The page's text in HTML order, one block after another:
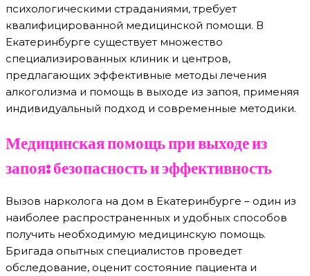
психологическими страданиями, требует
квалифицированной медицинской помощи. В
Екатеринбурге существует множество
специализированных клиник и центров,
предлагающих эффективные методы лечения
алкоголизма и помощь в выходе из запоя, применяя
индивидуальный подход и современные методики.
Медицинская помощь при выходе из
запоя: безопасность и эффективность
Вызов нарколога на дом в Екатеринбурге – один из
наиболее распространенных и удобных способов
получить необходимую медицинскую помощь.
Бригада опытных специалистов проведет
обследование, оценит состояние пациента и